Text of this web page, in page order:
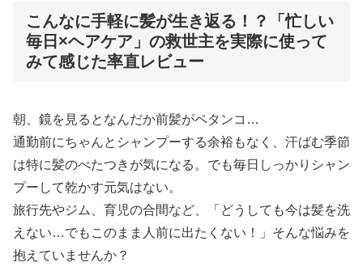
こんなに手軽に髪が生き返る！？「忙しい
毎日×ヘアケア」の救世主を実際に使って
みて感じた率直レビュー
朝、鏡を見るとなんだか前髪がペタンコ…
通勤前にちゃんとシャンプーする余裕もなく、汗ばむ季節
は特に髪のべたつきが気になる。でも毎日しっかりシャン
プーして乾かす元気はない。
旅行先やジム、育児の合間など、「どうしても今は髪を洗
えない…でもこのまま人前に出たくない！」そんな悩みを
抱えていませんか？